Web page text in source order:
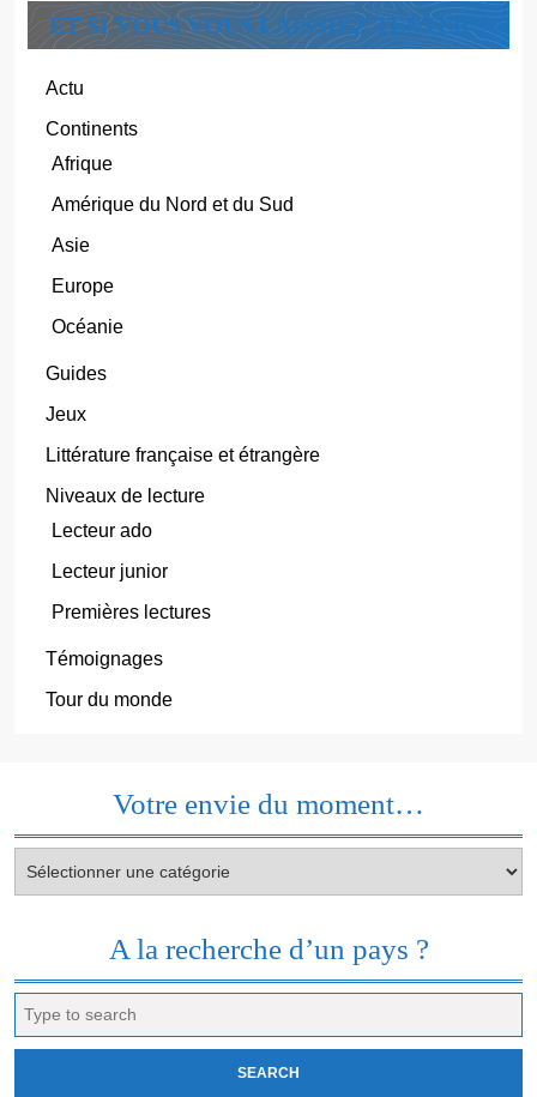
ET SI VOUS VOUS LAISSIEZ TENTER ?
Actu
Continents
Afrique
Amérique du Nord et du Sud
Asie
Europe
Océanie
Guides
Jeux
Littérature française et étrangère
Niveaux de lecture
Lecteur ado
Lecteur junior
Premières lectures
Témoignages
Tour du monde
Votre envie du moment…
envie
A la recherche d’un pays ?
for: